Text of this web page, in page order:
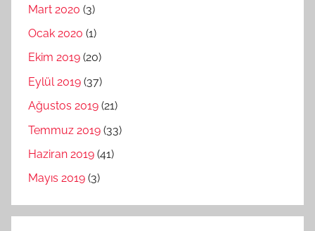
Mart 2020 (3)
Ocak 2020 (1)
Ekim 2019 (20)
Eylül 2019 (37)
Ağustos 2019 (21)
Temmuz 2019 (33)
Haziran 2019 (41)
Mayıs 2019 (3)